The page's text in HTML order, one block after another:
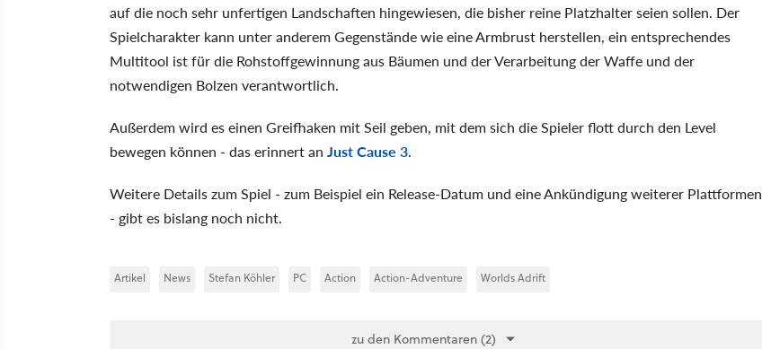
auf die noch sehr unfertigen Landschaften hingewiesen, die bisher reine Platzhalter seien sollen. Der
Spielcharakter kann unter anderem Gegenstände wie eine Armbrust herstellen, ein entsprechendes
Multitool ist für die Rohstoffgewinnung aus Bäumen und der Verarbeitung der Waffe und der
notwendigen Bolzen verantwortlich.
Außerdem wird es einen Greifhaken mit Seil geben, mit dem sich die Spieler flott durch den Level
bewegen können - das erinnert an Just Cause 3.
Weitere Details zum Spiel - zum Beispiel ein Release-Datum und eine Ankündigung weiterer Plattformen
- gibt es bislang noch nicht.
Artikel News Stefan Köhler PC Action Action-Adventure Worlds Adrift
zu den Kommentaren (2)